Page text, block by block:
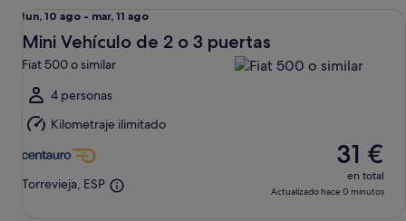
Del
lun,
10
ago
al
mar,
11
ago
lun, 10 ago - mar, 11 ago
Mini Vehículo de 2 o 3 puertas
Fiat 500 o similar
4 personas
Kilometraje ilimitado
Torrevieja, ESP
31 €
en total
Actualizado hace 0 minutos